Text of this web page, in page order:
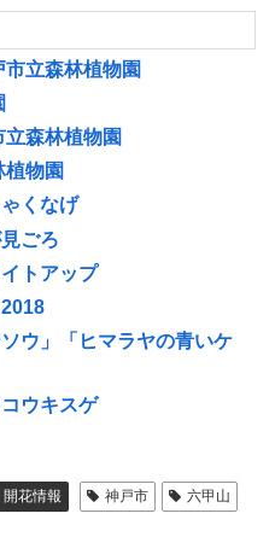
市立森林植物園
森林植物園
植物園
くなげ
ごろ
トアップ
ウ」「ヒマラヤの青いケ
ウキスゲ
花情報 神戸市
六甲山